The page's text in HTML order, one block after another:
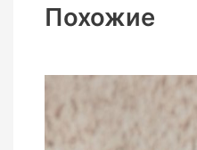
Похожие